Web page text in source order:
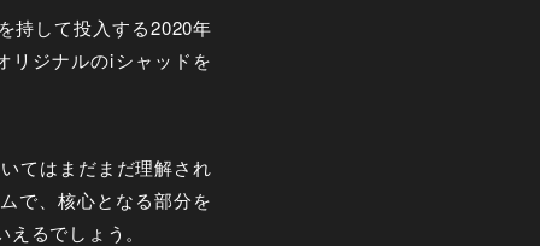
持して投入する2020年
リジナルのiシャッドを
てはまだまだ理解され
で、核心となる部分を
るでしょう。